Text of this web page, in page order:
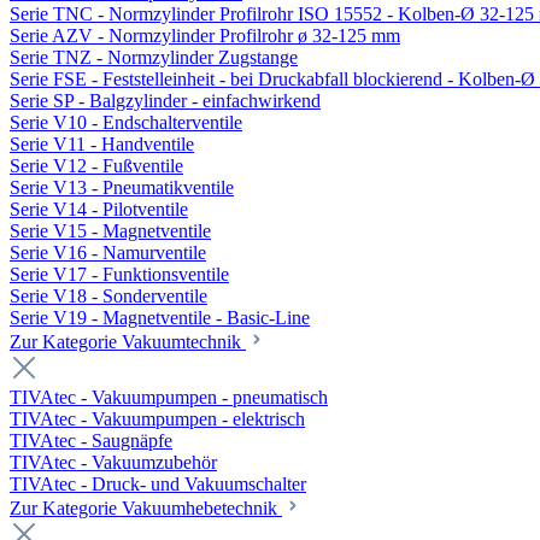
Serie TNC - Normzylinder Profilrohr ISO 15552 - Kolben-Ø 32-125
Serie AZV - Normzylinder Profilrohr ø 32-125 mm
Serie TNZ - Normzylinder Zugstange
Serie FSE - Feststelleinheit - bei Druckabfall blockierend - Kolben-Ø
Serie SP - Balgzylinder - einfachwirkend
Serie V10 - Endschalterventile
Serie V11 - Handventile
Serie V12 - Fußventile
Serie V13 - Pneumatikventile
Serie V14 - Pilotventile
Serie V15 - Magnetventile
Serie V16 - Namurventile
Serie V17 - Funktionsventile
Serie V18 - Sonderventile
Serie V19 - Magnetventile - Basic-Line
Zur Kategorie Vakuumtechnik
TIVAtec - Vakuumpumpen - pneumatisch
TIVAtec - Vakuumpumpen - elektrisch
TIVAtec - Saugnäpfe
TIVAtec - Vakuumzubehör
TIVAtec - Druck- und Vakuumschalter
Zur Kategorie Vakuumhebetechnik